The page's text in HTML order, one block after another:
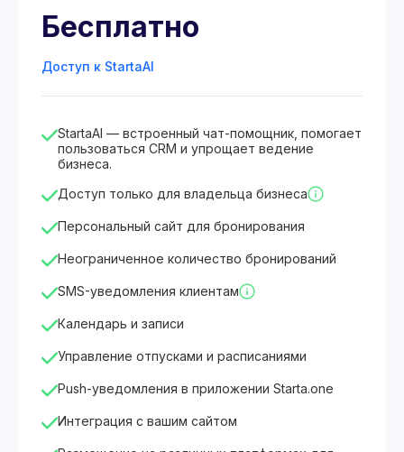
Бесплатно
Доступ к StartaAI
StartaAI — встроенный чат-помощник, помогает
пользоваться CRM и упрощает ведение
бизнеса.
Доступ только для владельца бизнеса
Персональный сайт для бронирования
Неограниченное количество бронирований
SMS-уведомления клиентам
Календарь и записи
Управление отпусками и расписаниями
Push-уведомления в приложении Starta.one
Интеграция с вашим сайтом